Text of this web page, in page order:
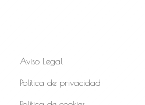
Aviso Legal
Política de privacidad